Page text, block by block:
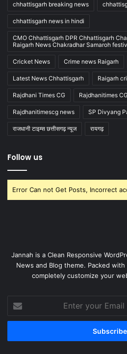
chhattisgarh breaking news
chhattisgarh news in hindi
CMO Chhattisgarh DPR Chhattisgarh
Raigarh News Chakradhar Samaroh
Cricket News Crime news Raigarh
Latest News Chhattisgarh Raigarh
Rajdhani Times CG Rajdhanitimes
Rajdhanitimescg news SP Divyang
राजधानी टाइम्स छत्तीसगढ़ न्यूज रायगढ़
Follow us
Error Can not Get Posts, Incorrect
Jannah is a Clean Responsive
News and Blog theme. Packed
completely customize your
your
Email